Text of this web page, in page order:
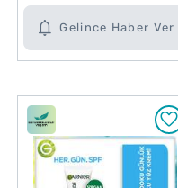
Gelince Haber Ver